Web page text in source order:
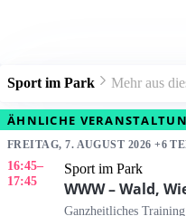
Sport im Park Mehr aus
ÄHNLICHE
FREITAG, 7. AUGUST 2026 +6
16:45–
17:45
Sport im Park
WWW – Wald,
Ganzheitliches